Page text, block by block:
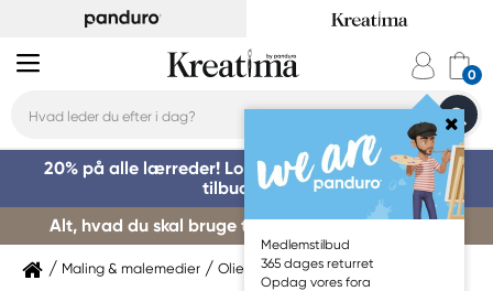
Medlemstilbud
365 dages returret
Opdag vores fora
20% på alle lærreder! Log på for at benytte dig af
tilbuddet »
Alt, hvad du skal bruge til kursusstart – køb her »
Maling & malemedier Oliemaling Rembrandt